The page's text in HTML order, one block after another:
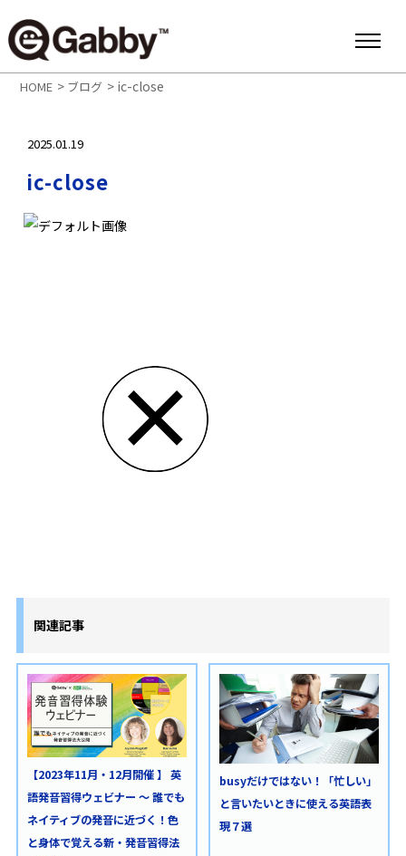
HOME > ブログ > ic-close
2025.01.19
ic-close
関連記事
【2023年11月・12月開催 】 英
語発音習得ウェビナー ～ 誰でも
ネイティブの発音に近づく！色
と身体で覚える新・発音習得法
busyだけではない！「忙しい」
と言いたいときに使える英語表
現７選